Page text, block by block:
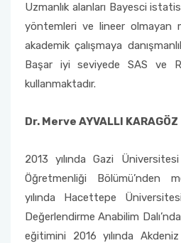
Uzmanlık alanları Bayesci
yöntemleri ve lineer olmayan
akademik çalışmaya
Başar iyi seviyede SAS ve
kullanmaktadır.
Dr. Merve AYVALLI KARAGÖZ
2013 yılında Gazi
Öğretmenliği Bölümü’nden
yılında Hacettepe
Değerlendirme Anabilim
eğitimini 2016 yılında